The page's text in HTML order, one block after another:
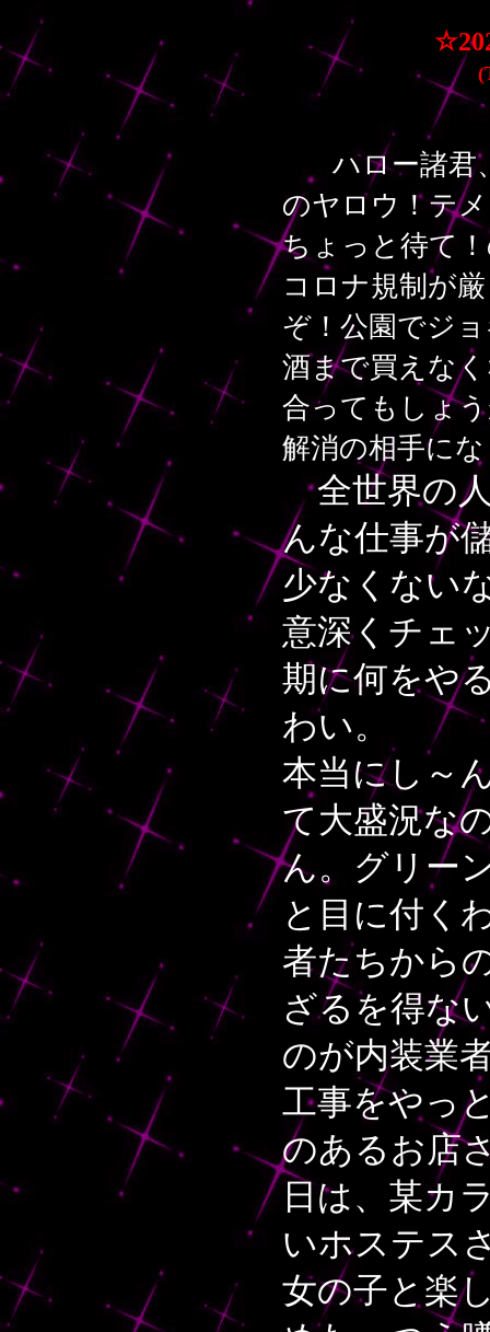
ハロー諸君
のヤロウ！テ
ちょっと待て
コロナ規制が
ぞ！公園でジ
酒まで買えな
合ってもしょ
解消の相手に
全世界の
んな仕事が
少なくない
意深くチェ
期に何をや
わい。
本当にし～
て大盛況な
ん。グリー
と目に付く
者たちから
ざるを得な
のが内装業
工事をやっ
のあるお店
日は、某カ
いホステス
女の子と楽